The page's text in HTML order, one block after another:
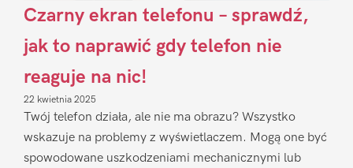
Czarny ekran telefonu – sprawdź,
jak to naprawić gdy telefon nie
reaguje na nic!
22 kwietnia 2025
Twój telefon działa, ale nie ma obrazu? Wszystko
wskazuje na problemy z wyświetlaczem. Mogą one być
spowodowane uszkodzeniami mechanicznymi lub